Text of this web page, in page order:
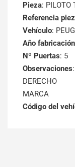
Pieza: PILOTO
Referencia
Vehículo:
Año fabricación
Nº Puertas: 5
Observaciones
DERECHO
MARCA
Código del